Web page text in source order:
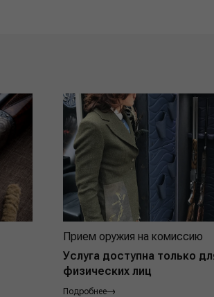
Прием оружия на комиссию
Услуга доступна только
физических лиц
Подробнее